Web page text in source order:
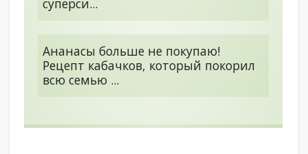
суперси...
Ананасы больше не покупаю!
Рецепт кабачков, который покорил
всю семью ...